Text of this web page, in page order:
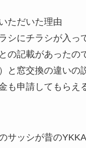
ただいた理由
シにチラシが入っ
の記載があったの
と窓交換の違いの
も申請してもらえ
サッシが昔の